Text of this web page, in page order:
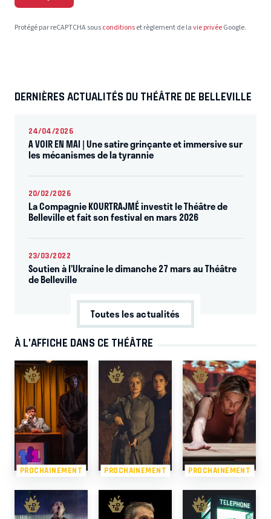
Protégé par reCAPTCHA sousconditionset règlement de lavie privéeGoogle.
DERNIÈRES ACTUALITÉS DU THÉÂTRE DE BELLEVILLE
24/04/2026
A VOIR EN MAI | Une satire grinçante et immersive sur
les mécanismes de la tyrannie
20/02/2026
La Compagnie KOURTRAJMÉ investit le Théâtre de
Belleville et fait son festival en mars 2026
23/03/2022
Soutien à l’Ukraine le dimanche 27 mars au Théâtre
de Belleville
Toutes les actualités
À L’AFFICHE DANS CE THÉÂTRE
PROCHAINEMENT PROCHAINEMENT PROCHAINEMENT